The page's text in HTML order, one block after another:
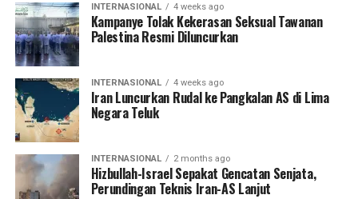
INTERNASIONAL 4 weeks ago
Kampanye Tolak Kekerasan Seksual Tawanan
Palestina Resmi Diluncurkan
INTERNASIONAL 4 weeks ago
Iran Luncurkan Rudal ke Pangkalan AS di Lima
Negara Teluk
INTERNASIONAL 2 months ago
Hizbullah-Israel Sepakat Gencatan Senjata,
Perundingan Teknis Iran-AS Lanjut